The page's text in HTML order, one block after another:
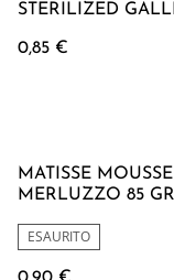
STERILIZED
0,85 €
MATISSE MOUSSE
MERLUZZO 85 GR
ESAURITO